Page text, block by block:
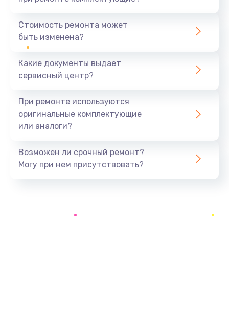
1440 руб.
Ремонт южного моста
Замена батарейки BIOS
Заказать
Стоимость ремонта может
быть изменена?
Какие документы выдает
сервисный центр?
При ремонте используются
оригинальные комплектующие
или аналоги?
Возможен ли срочный ремонт?
Могу при нем присутствовать?